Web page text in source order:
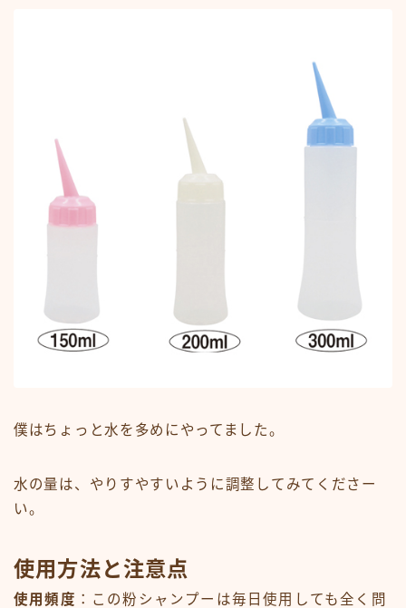
僕はちょっと水を多めにやってました。
水の量は、やりすやすいように調整してみてくださー
い。
使用方法と注意点
使用頻度 ：この粉シャンプーは毎日使用しても全く問